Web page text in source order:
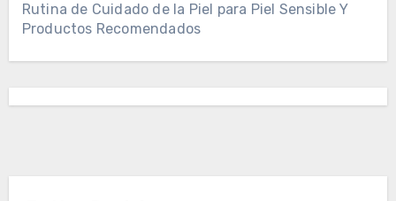
Rutina de Cuidado de la Piel para Piel Sensible Y
Productos Recomendados